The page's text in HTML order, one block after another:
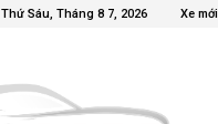
Thứ Sáu, Tháng 8 7, 2026 Xe mới